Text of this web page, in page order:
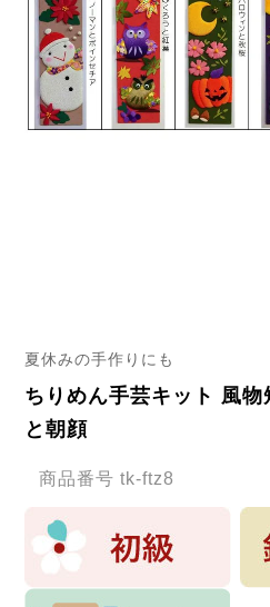
夏休みの手作りにも
ちりめん手芸キット 風
と朝顔
商品番号 tk-ftz8